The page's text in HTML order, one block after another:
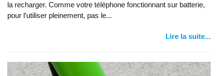
la recharger. Comme votre téléphone fonctionnant sur batterie,
pour l’utiliser pleinement, pas le...
Lire la suite...